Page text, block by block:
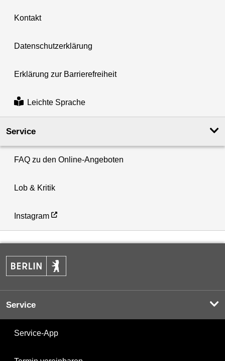
Kontakt
Datenschutzerklärung
Erklärung zur Barrierefreiheit
Leichte Sprache
Service
FAQ zu den Online-Angeboten
Lob & Kritik
Instagram
Service
Service-App